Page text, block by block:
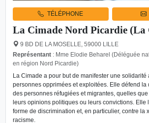
TÉLÉPHONE
La Cimade Nord Picardie (La
9 BD DE LA MOSELLE, 59000 LILLE
Représentant: Mme Elodie Beharel (Déléguée
en région Nord Picardie)
La Cimade a pour but de manifester une solidarité
personnes opprimées et exploitées. Elle défend la
des personnes réfugiées et migrantes, quelles
leurs opinions politiques ou leurs convictions. Elle
forme de discrimination et, en particulier, contre la
racisme.